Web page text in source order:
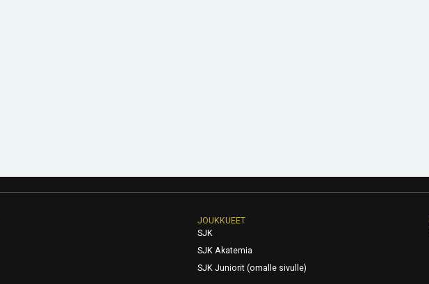
JOUKKUEET
SJK
SJK Akatemia
SJK Juniorit (omalle sivulle)